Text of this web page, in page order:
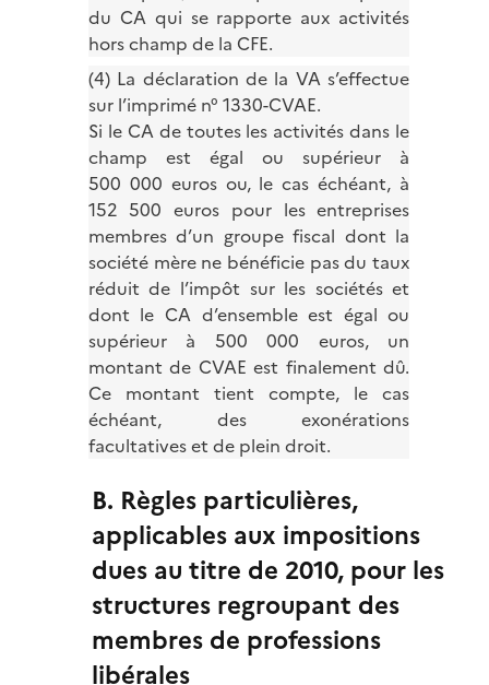
du CA qui se rapporte aux activités
hors champ de la CFE.
(4) La déclaration de la VA s’effectue
sur l’imprimé n° 1330-CVAE.
Si le CA de toutes les activités dans le
champ est égal ou supérieur à
500 000 euros ou, le cas échéant, à
152 500 euros pour les entreprises
membres d’un groupe fiscal dont la
société mère ne bénéficie pas du taux
réduit de l’impôt sur les sociétés et
dont le CA d’ensemble est égal ou
supérieur à 500 000 euros, un
montant de CVAE est finalement dû.
Ce montant tient compte, le cas
échéant, des exonérations
facultatives et de plein droit.
B. Règles particulières,
applicables aux impositions
dues au titre de 2010, pour les
structures regroupant des
membres de professions
libérales